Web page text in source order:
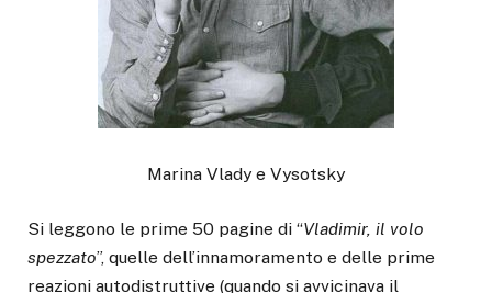
Marina Vlady e Vysotsky
Si leggono le prime 50 pagine di “Vladimir, il volo
spezzato”, quelle dell’innamoramento e delle prime
reazioni autodistruttive (quando si avvicinava il